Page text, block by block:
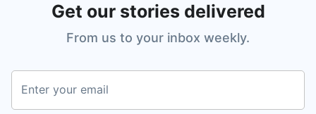
Get our stories delivered
From us to your inbox weekly.
Enter your email